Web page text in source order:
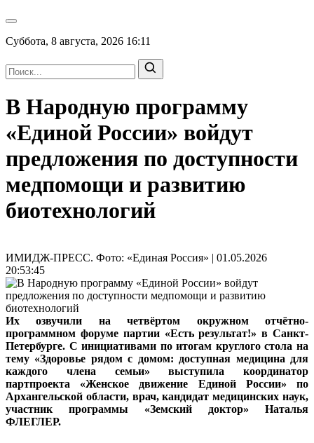
Суббота, 8 августа, 2026 16:11
В Народную программу
«Единой России» войдут
предложения по доступности
медпомощи и развитию
биотехнологий
ИМИДЖ-ПРЕСС. Фото: «Единая Россия» | 01.05.2026
20:53:45
Их озвучили на четвёртом окружном отчётно-
программном форуме партии «Есть результат!» в Санкт-
Петербурге. С инициативами по итогам круглого стола на
тему «Здоровье рядом с домом: доступная медицина для
каждого члена семьи» выступила координатор
партпроекта «Женское движение Единой России» по
Архангельской области, врач, кандидат медицинских наук,
участник программы «Земский доктор» Наталья
ФЛЕГЛЕР.